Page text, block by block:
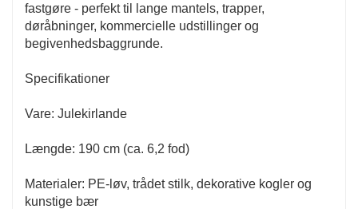
fastgøre - perfekt til lange mantels, trapper,
døråbninger, kommercielle udstillinger og
begivenhedsbaggrunde.
Specifikationer
Vare: Julekirlande
Længde: 190 cm (ca. 6,2 fod)
Materialer: PE-løv, trådet stilk, dekorative kogler og
kunstige bær